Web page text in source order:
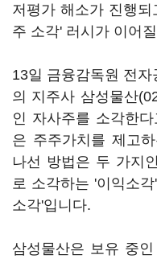
저평가 해소가 진행
주 소각' 러시가 이어
13일 금융감독원 전
의 지주사 삼성물산
인 자사주를 소각한
은 주주가치를 제고
나선 방법은 두 가지
로 소각하는 '이익소
소각'입니다.
삼성물산은 보유 중